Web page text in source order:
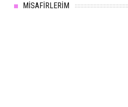
MİSAFİRLERİM